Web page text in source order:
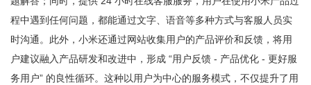
程中遇到任何问题，都能通过文字、语音等多种方式与客服人员实
时沟通。此外，小米还通过网站收集用户的产品评价和反馈，将用
户建议融入产品研发和改进中，形成 “用户反馈 - 产品优化 - 更好服
务用户” 的良性循环。这种以用户为中心的服务模式，不仅提升了用